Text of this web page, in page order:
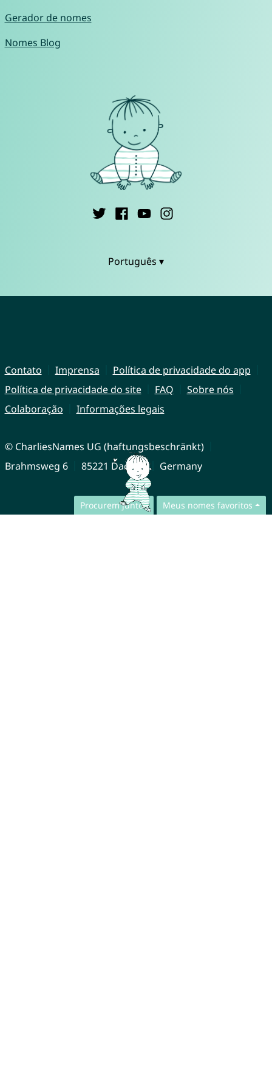
Procurem juntos Meus nomes favoritos
Gerador de nomes
Nomes Blog
Português ▾
Contato Imprensa
Política de privacidade do app
Política de privacidade do site
FAQ
Sobre nós
Colaboração
Informações legais
© CharliesNames UG (haftungsbeschränkt)
Brahmsweg 6
85221 Dachau Germany